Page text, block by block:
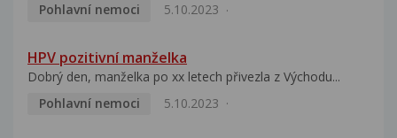
Pohlavní nemoci
5.10.2023
HPV pozitivní manželka
Dobrý den, manželka po xx letech přivezla z Východu...
Pohlavní nemoci
5.10.2023